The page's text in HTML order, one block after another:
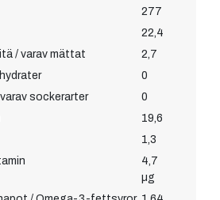
277
22,4
/ varav mättat
2,7
0
sockerarter
0
19,6
1,3
4,7
µg